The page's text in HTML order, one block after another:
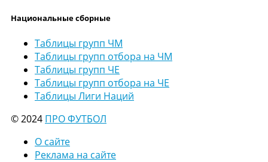
Национальные сборные
Таблицы групп ЧМ
Таблицы групп отбора на ЧМ
Таблицы групп ЧЕ
Таблицы групп отбора на ЧЕ
Таблицы Лиги Наций
© 2024 ПРО ФУТБОЛ
О сайте
Реклама на сайте